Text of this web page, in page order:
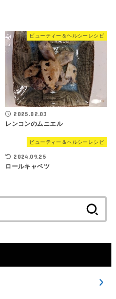
ビューティー＆ヘルシーレシピ
2025.02.03
レンコンのムニエル
ビューティー＆ヘルシーレシピ
2024.09.25
ロールキャベツ
索: